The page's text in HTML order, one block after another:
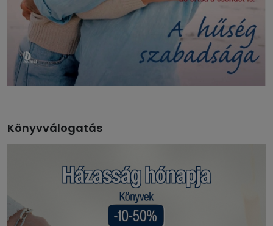
Könyvválogatás